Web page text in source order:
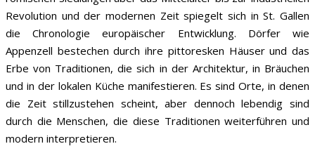
Revolution und der modernen Zeit spiegelt sich in St. Gallen
die Chronologie europäischer Entwicklung. Dörfer wie
Appenzell bestechen durch ihre pittoresken Häuser und das
Erbe von Traditionen, die sich in der Architektur, in Bräuchen
und in der lokalen Küche manifestieren. Es sind Orte, in denen
die Zeit stillzustehen scheint, aber dennoch lebendig sind
durch die Menschen, die diese Traditionen weiterführen und
modern interpretieren.